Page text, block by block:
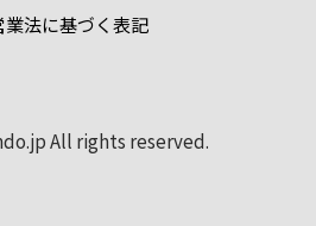
業法に基づく表記
All rights reserved.